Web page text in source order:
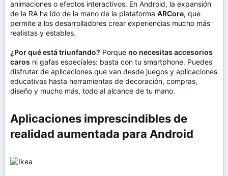
animaciones o efectos interactivos. En Android, la expansión
de la RA ha ido de la mano de la plataforma ARCore, que
permite a los desarrolladores crear experiencias mucho más
realistas y estables.
¿Por qué está triunfando? Porque no necesitas accesorios
caros ni gafas especiales: basta con tu smartphone. Puedes
disfrutar de aplicaciones que van desde juegos y aplicaciones
educativas hasta herramientas de decoración, compras,
diseño y mucho más, todo al alcance de tu mano.
Aplicaciones imprescindibles de
realidad aumentada para Android​